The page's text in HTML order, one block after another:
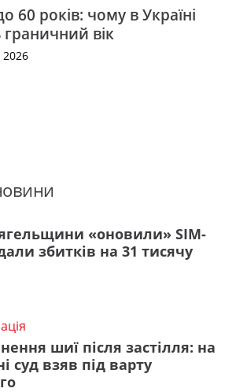
60 років: чому в Україні
вік
«оновили» SIM-
збитків на 31 тисячу
шиї після застілля: на
суд взяв під варту